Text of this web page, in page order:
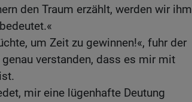
den Traum erzählt, werden wir ihm
um Zeit zu gewinnen!«, fuhr der
verstanden, dass es mir mit
mir eine lügenhafte Deutung